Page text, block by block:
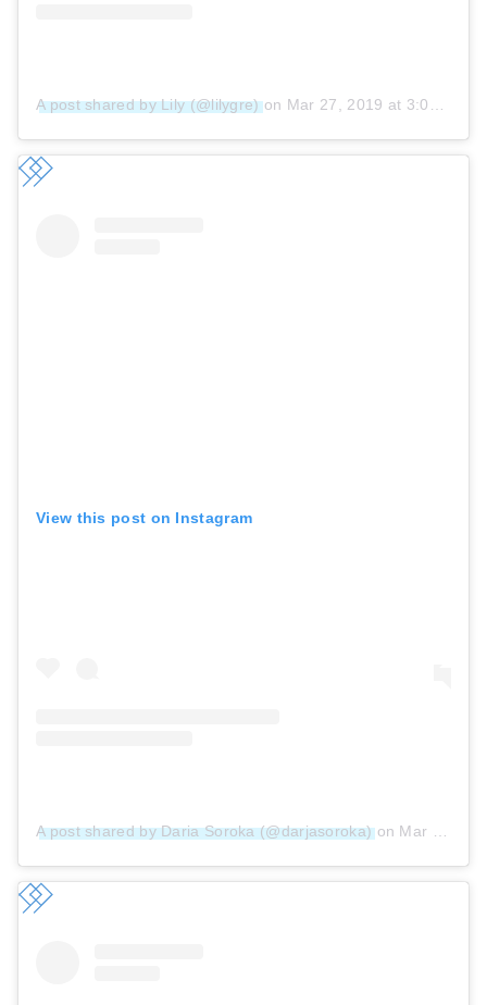
A post shared by Lily (@lilygre)on Mar 27, 2019 at 3:08pm PDT
View this post on Instagram
A post shared by Daria Soroka (@darjasoroka)on Mar 30, 2019 at 3:57pm PDT